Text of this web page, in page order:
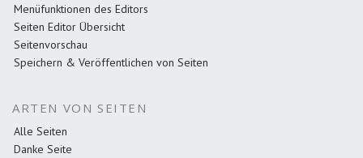
Menüfunktionen des Editors
Seiten Editor Übersicht
Seitenvorschau
Speichern & Veröffentlichen von Seiten
ARTEN VON SEITEN
Alle Seiten
Danke Seite